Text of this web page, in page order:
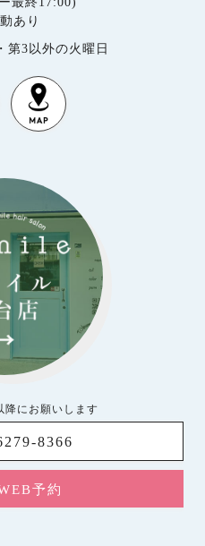
あり
第3以外の火曜日
にお願いします
8366
予約